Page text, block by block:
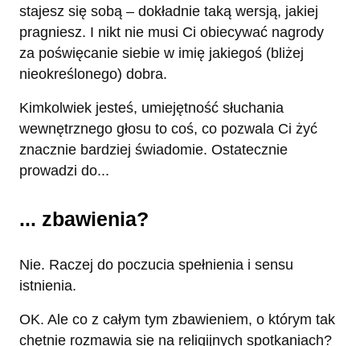
stajesz się sobą – dokładnie taką wersją, jakiej
pragniesz. I nikt nie musi Ci obiecywać nagrody
za poświęcanie siebie w imię jakiegoś (bliżej
nieokreślonego) dobra.
Kimkolwiek jesteś, umiejętność słuchania
wewnętrznego głosu to coś, co pozwala Ci żyć
znacznie bardziej świadomie. Ostatecznie
prowadzi do...
... zbawienia?
Nie. Raczej do poczucia spełnienia i sensu
istnienia.
OK. Ale co z całym tym zbawieniem, o którym tak
chętnie rozmawia się na religijnych spotkaniach?